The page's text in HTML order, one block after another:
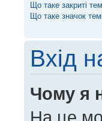
Що таке закриті
Що таке значок
Вхід
Чому я